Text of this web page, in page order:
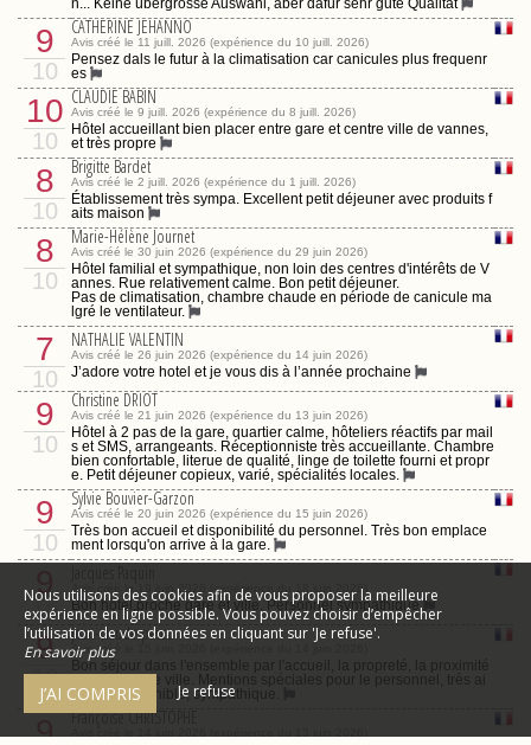
9
10
CATHERINE JEHANNO
Avis créé le 11 juill. 2026 (expérience du 10 juill. 2026)
Pensez dals le futur à la climatisation car canicules plus frequenr
es
10
10
CLAUDIE BABIN
Avis créé le 9 juill. 2026 (expérience du 8 juill. 2026)
Hôtel accueillant bien placer entre gare et centre ville de vannes,
et très propre
8
10
Brigitte Bardet
Avis créé le 2 juill. 2026 (expérience du 1 juill. 2026)
Établissement très sympa. Excellent petit déjeuner avec produits f
aits maison
8
10
Marie-Hélène Journet
Avis créé le 30 juin 2026 (expérience du 29 juin 2026)
Hôtel familial et sympathique, non loin des centres d'intérêts de V
annes. Rue relativement calme. Bon petit déjeuner.
Pas de climatisation, chambre chaude en période de canicule ma
lgré le ventilateur.
7
10
NATHALIE VALENTIN
Avis créé le 26 juin 2026 (expérience du 14 juin 2026)
J’adore votre hotel et je vous dis à l’année prochaine
9
10
Christine DRIOT
Avis créé le 21 juin 2026 (expérience du 13 juin 2026)
Hôtel à 2 pas de la gare, quartier calme, hôteliers réactifs par mail
s et SMS, arrangeants. Réceptionniste très accueillante. Chambre
bien confortable, literue de qualité, linge de toilette fourni et propr
e. Petit déjeuner copieux, varié, spécialités locales.
9
10
Sylvie Bouvier-Garzon
Avis créé le 20 juin 2026 (expérience du 15 juin 2026)
Très bon accueil et disponibilité du personnel. Très bon emplace
ment lorsqu'on arrive à la gare.
10
Avis créé le 19 juin 2026 (expérience du 18 juin 2026)
Bon hôtel,proche gare et ville. Personnel sympathique
9
10
jean-claude pasco
Avis créé le 15 juin 2026 (expérience du 14 juin 2026)
Bon séjour dans l'ensemble par l'accueil, la propreté, la proximité
avec le centre ville. Mentions spéciales pour le personnel, très ai
mable, disponible, sympathique.
9 Françoise CHRISTOPHE
Nous utilisons des cookies afin de vous proposer la meilleure
expérience en ligne possible. Vous pouvez choisir d’empêcher
l’utilisation de vos données en cliquant sur 'Je refuse'.
En savoir plus
J’AI COMPRIS Je refuse